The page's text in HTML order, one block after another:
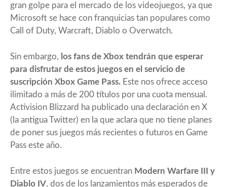
gran golpe para el mercado de los videojuegos, ya que
Microsoft se hace con franquicias tan populares como
Call of Duty, Warcraft, Diablo o Overwatch.
Sin embargo, los fans de Xbox tendrán que esperar
para disfrutar de estos juegos en el servicio de
suscripción Xbox Game Pass. Este nos ofrece acceso
ilimitado a más de 200 títulos por una cuota mensual.
Activision Blizzard ha publicado una declaración en X
(la antigua Twitter) en la que aclara que no tiene planes
de poner sus juegos más recientes o futuros en Game
Pass este año.
Entre estos juegos se encuentran Modern Warfare III y
Diablo IV, dos de los lanzamientos más esperados de